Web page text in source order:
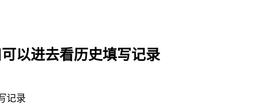
以进去看历史填写记录
记录